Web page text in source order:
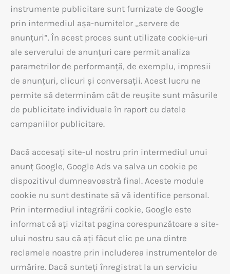
instrumente publicitare sunt furnizate de Google
prin intermediul așa-numitelor „servere de
anunțuri”. În acest proces sunt utilizate cookie-uri
ale serverului de anunțuri care permit analiza
parametrilor de performanță, de exemplu, impresii
de anunțuri, clicuri și conversații. Acest lucru ne
permite să determinăm cât de reușite sunt măsurile
de publicitate individuale în raport cu datele
campaniilor publicitare.
Dacă accesați site-ul nostru prin intermediul unui
anunț Google, Google Ads va salva un cookie pe
dispozitivul dumneavoastră final. Aceste module
cookie nu sunt destinate să vă identifice personal.
Prin intermediul integrării cookie, Google este
informat că ați vizitat pagina corespunzătoare a site-
ului nostru sau că ați făcut clic pe una dintre
reclamele noastre prin includerea instrumentelor de
urmărire. Dacă sunteți înregistrat la un serviciu